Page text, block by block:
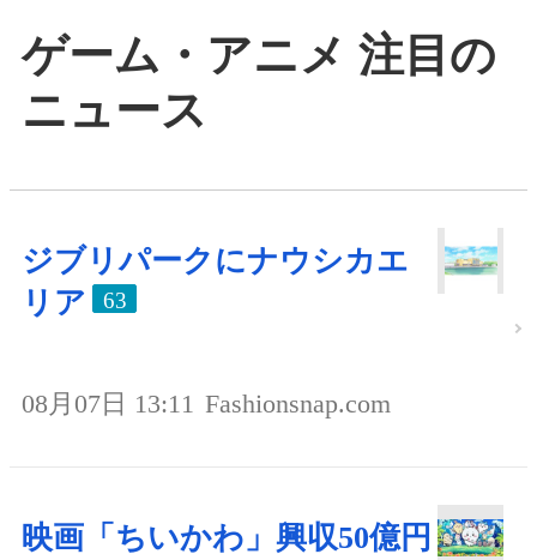
ゲーム・アニメ 注目の
ニュース
ジブリパークにナウシカエ
リア
63
08月07日 13:11 Fashionsnap.com
映画「ちいかわ」興収50億円